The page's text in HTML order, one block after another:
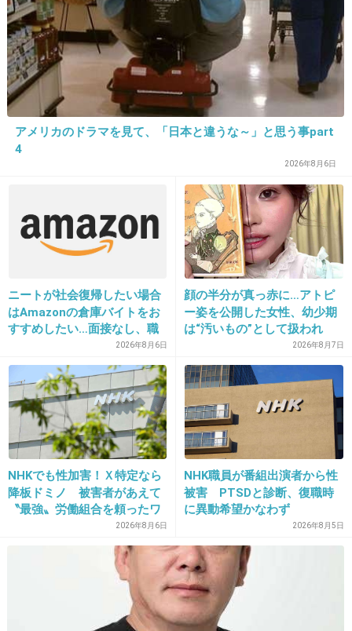
26. 匿名2021/04/16(金) 10:19:38
太田莉菜って美人だよね。最近この美人誰だろ
うと思って検索したわ。
27. 匿名2021/04/16(金) 10:19:38
+1 -4
＞二人の熱愛が発覚したのは’19年５月のこと。
松田の誕生日に自宅マンション前で大ゲンカし
ている様子を女性週刊誌に報じられたのだ。以
後、モーガンとの再婚を囁(ささや)かれること
もあった。
この一家は皆血の気多そう
+162
アメリカのドラマを見て、「日本と違うな～」と思う事part
4
2026年8月6日
ニートが社会復帰したい場合
はAmazonの倉庫バイトをお
すすめしたい…面接なし、職
場は綺麗、ドリンクバー無料
→賛否両論、場所によって全
然違う「コンビニバイトの方
がマシ」との声も
2026年8月6日
顔の半分が真っ赤に…アトピ
ー姿を公開した女性、幼少期
は“汚いもの”として扱われ
「人に触れる行為に罪悪感を
持っていた」
2026年8月7日
NHKでも性加害！Ｘ特定なら
降板ドミノ 被害者があえて
〝最強〟労働組合を頼ったワ
2026年8月6日
NHK職員が番組出演者から性
被害 PTSDと診断、復職時
に異動希望かなわず
2026年8月5日